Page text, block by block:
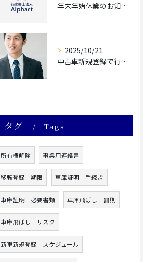
年末年始休業のお知らせ
2025/10/21
中古車新規登録で行政書士に依頼すべき理由5選 専門家のサポートで手続きをスムーズにするメリットを解説
タグ Tags
所有権解除 事業用連絡書
移転登録 期限 車庫証明 手続き
車庫証明 必要書類 車庫飛ばし 罰則
車庫飛ばし リスク
新車新規登録 スケジュール